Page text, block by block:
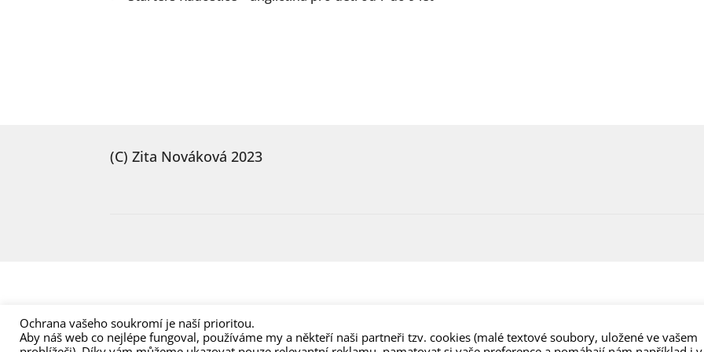
(C) Zita Nováková 2023
Ochrana vašeho soukromí je naší prioritou.
Aby náš web co nejlépe fungoval, používáme my a někteří naši partneři tzv. cookies (malé textové soubory, uložené ve vašem